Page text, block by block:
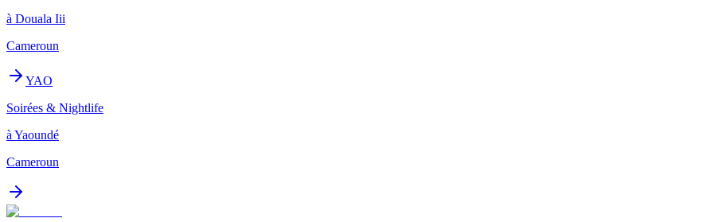
à Douala Iii
Cameroun
YAO
Soirées & Nightlife
à Yaoundé
Cameroun